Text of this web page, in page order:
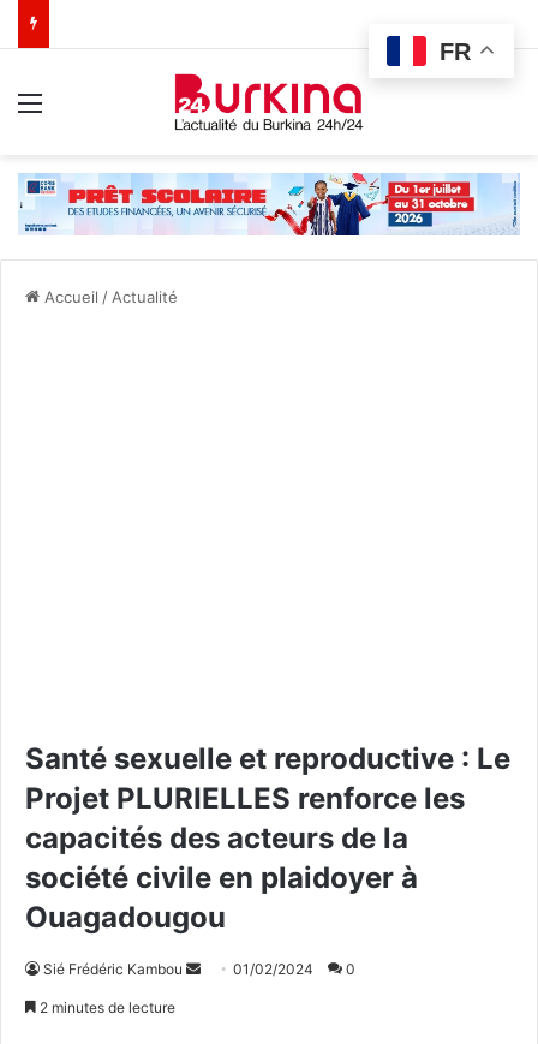
Accueil / Actualité
Santé sexuelle et reproductive : Le
Projet PLURIELLES renforce les
capacités des acteurs de la
société civile en plaidoyer à
Ouagadougou
Sié Frédéric Kambou 01/02/2024 0
2 minutes de lecture
FR